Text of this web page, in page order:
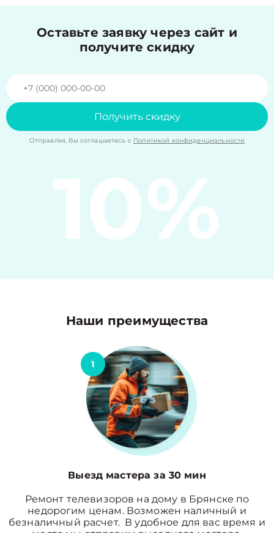
Оставьте заявку через сайт и
получите скидку
Получить скидку
Отправляя, Вы соглашаетесь с Политикой конфиденциальности
10%
Наши преимущества
1
Выезд мастера за 30 мин
Ремонт телевизоров на дому в Брянске по
недорогим ценам. Возможен наличный и
безналичный расчет. В удобное для вас время и